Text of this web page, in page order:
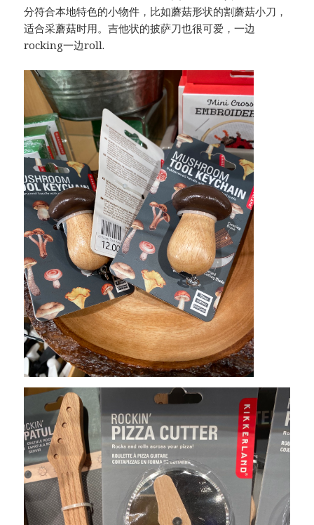
分符合本地特色的小物件，比如蘑菇形状的割蘑菇小刀，
适合采蘑菇时用。吉他状的披萨刀也很可爱，一边
rocking一边roll.